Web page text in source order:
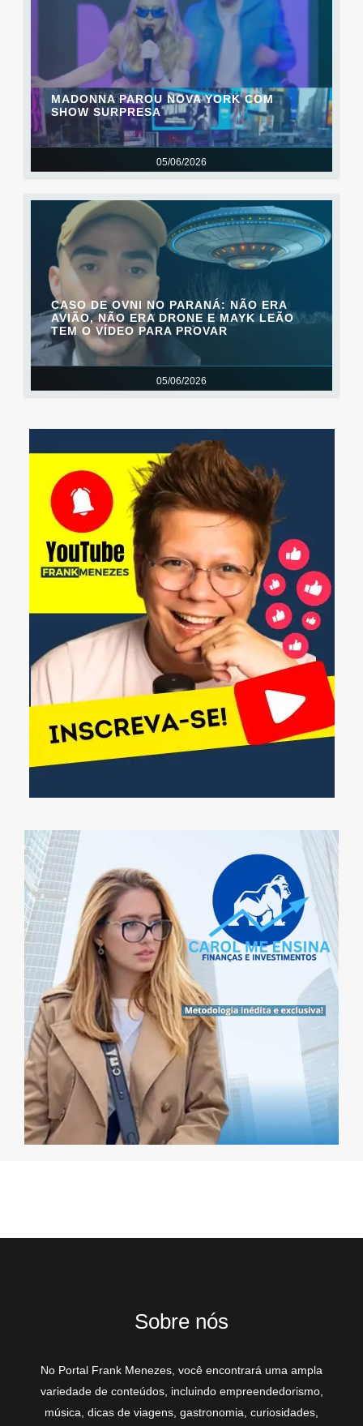
05/06/2026
MADONNA PAROU NOVA YORK COM
SHOW SURPRESA
05/06/2026
CASO DE OVNI NO PARANÁ: NÃO ERA
AVIÃO, NÃO ERA DRONE E MAYK LEÃO
TEM O VÍDEO PARA PROVAR
Sobre nós
No Portal Frank Menezes, você encontrará uma ampla
variedade de conteúdos, incluindo empreendedorismo,
música, dicas de viagens, gastronomia, curiosidades,